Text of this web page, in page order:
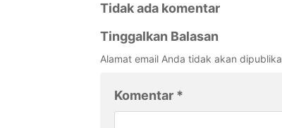
Tidak ada komentar
Tinggalkan Balasan
Alamat email Anda tidak akan
Komentar *